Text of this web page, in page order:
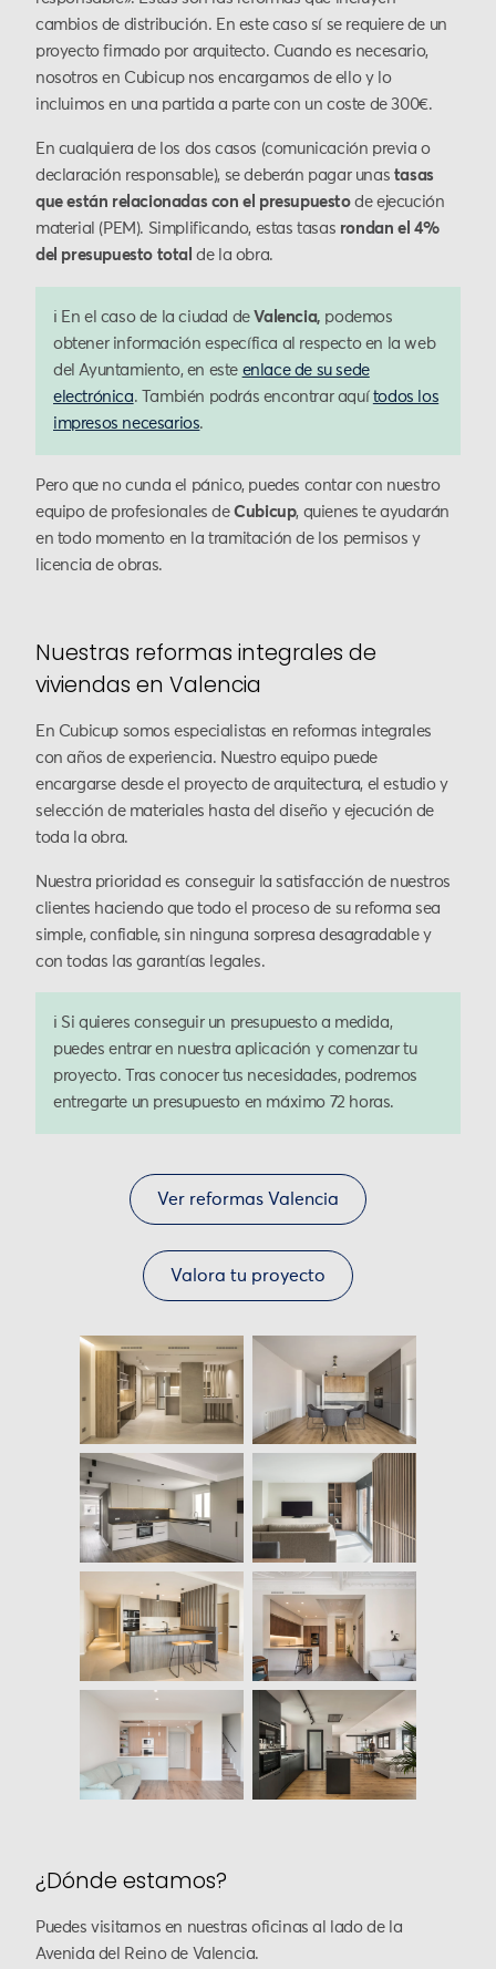
cambios de distribución. En este caso sí se requiere de un
proyecto firmado por arquitecto. Cuando es necesario,
nosotros en Cubicup nos encargamos de ello y lo
incluimos en una partida a parte con un coste de 300€.
En cualquiera de los dos casos (comunicación previa o
declaración responsable), se deberán pagar unas tasas
que están relacionadas con el presupuestode ejecución
material (PEM). Simplificando, estas tasas rondan el 4%
del presupuesto total de la obra.
ℹ️ En el caso de la ciudad deValencia, podemos
obtener información específica al respecto en la web
del Ayuntamiento, en este enlace de su sede
electrónica. También podrás encontrar aquí todos los
impresos necesarios.
Pero que no cunda el pánico, puedes contar con nuestro
equipo de profesionales deCubicup, quienes te ayudarán
en todo momento en la tramitación de los permisos y
licencia de obras.
Nuestras reformas integrales de
viviendas en Valencia
En Cubicup somos especialistas en reformas integrales
con años de experiencia. Nuestro equipo puede
encargarse desde el proyecto de arquitectura, el estudio y
selección de materiales hasta del diseño y ejecución de
toda la obra.
Nuestra prioridad es conseguir la satisfacción de nuestros
clientes haciendo que todo el proceso de su reforma sea
simple, confiable, sin ninguna sorpresa desagradable y
con todas las garantías legales.
ℹ️ Si quieres conseguir un presupuesto a medida,
puedes entrar en nuestra aplicación y comenzar tu
proyecto. Tras conocer tus necesidades, podremos
entregarte un presupuesto en máximo 72 horas.
Ver reformas Valencia
Valora tu proyecto
¿Dónde estamos?
Puedes visitarnos en nuestras oficinas al lado de la
Avenida del Reino de Valencia.